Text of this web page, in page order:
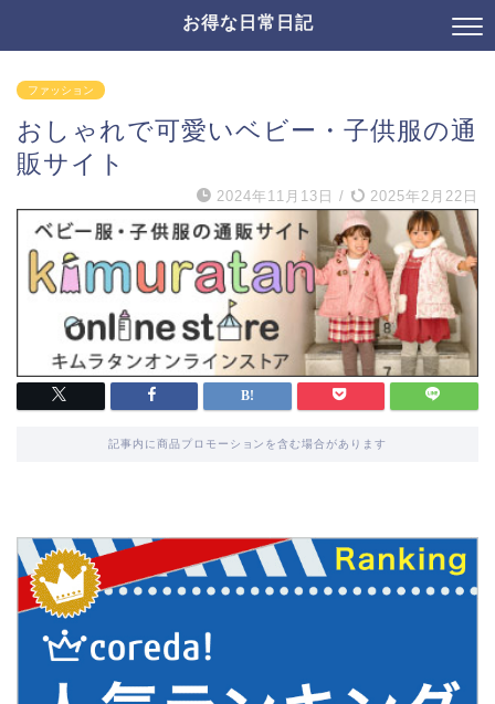
お得な日常日記
ファッション
おしゃれで可愛いベビー・子供服の通
販サイト
2024年11月13日 / 2025年2月22日
記事内に商品プロモーションを含む場合があります